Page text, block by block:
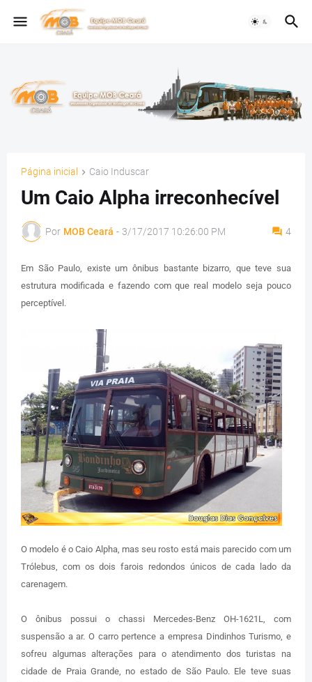
Página inicial Caio Induscar
Um Caio Alpha irreconhecível
Por MOB Ceará - 3/17/2017 10:26:00 PM 4
Em São Paulo, existe um ônibus bastante bizarro, que teve sua
estrutura modificada e fazendo com que real modelo seja pouco
perceptível.
O modelo é o Caio Alpha, mas seu rosto está mais parecido com um
Trólebus, com os dois farois redondos únicos de cada lado da
carenagem.
O ônibus possui o chassi Mercedes-Benz OH-1621L, com
suspensão a ar. O carro pertence a empresa Dindinhos Turismo, e
sofreu algumas alterações para o atendimento dos turistas na
cidade de Praia Grande, no estado de São Paulo. Ele teve suas